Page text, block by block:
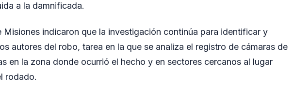
a la damnificada.
Misiones indicaron que la investigación continúa para identificar y
autores del robo, tarea en la que se analiza el registro de cámaras de
en la zona donde ocurrió el hecho y en sectores cercanos al lugar
rodado.